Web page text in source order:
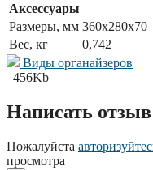
Аксессуары
Размеры, мм 360x280x70
Вес, кг
0,742
Виды органайзеров
456Kb
Написать отзыв
Пожалуйста
просмотра